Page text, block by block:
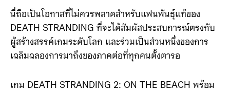
นี่ถือเป็นโอกาสที่ไม่ควรพลาดสำหรับแฟนพันธุ์แท้ของ
DEATH STRANDING ที่จะได้สัมผัสประสบการณ์ตรงกับ
ผู้สร้างสรรค์เกมระดับโลก และร่วมเป็นส่วนหนึ่งของการ
เฉลิมฉลองการมาถึงของภาคต่อที่ทุกคนตั้งตารอ
เกม DEATH STRANDING 2: ON THE BEACH พร้อม